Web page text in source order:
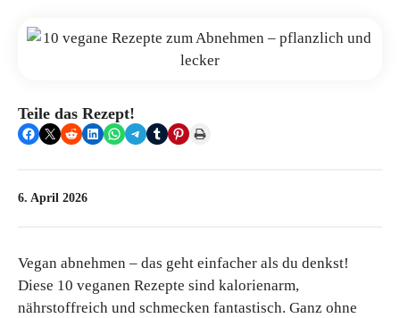
Teile das Rezept!
Share on Facebook
Share on X Share on RedditShare on LinkedIn
Share on WhatsApp
Share on Telegram
Share on TumblrShare on Pinterest
Print this Page
6. April 2026
Vegan abnehmen – das geht einfacher als du denkst!
Diese 10 veganen Rezepte sind kalorienarm,
nährstoffreich und schmecken fantastisch. Ganz ohne